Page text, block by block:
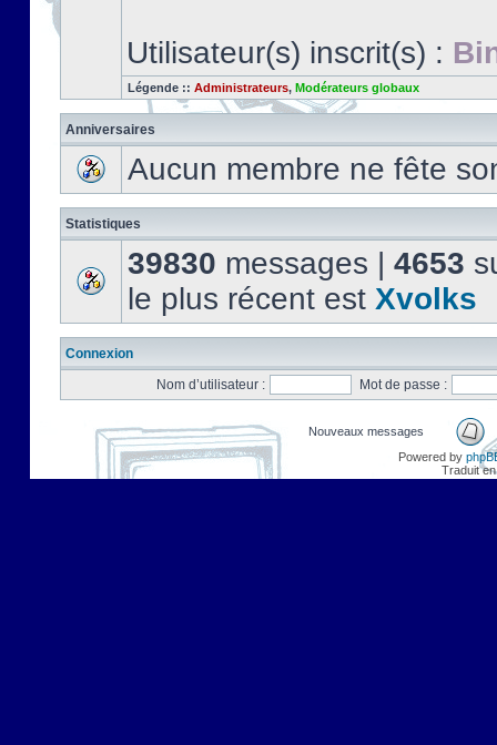
Utilisateur(s) inscrit(s) :
Légende :: Administrateurs, Modérateurs globaux
Anniversaires
Aucun membre ne fête
Statistiques
39830 messages | 4653
le plus récent est Xvolks
Connexion
Nom d’utilisateur :
Mot de passe :
Nouveaux messages
Powered by
Traduit